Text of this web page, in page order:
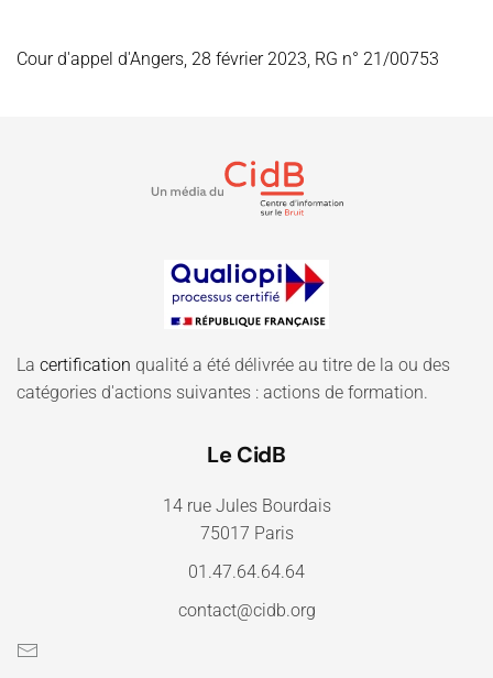
Cour d'appel d'Angers, 28 février 2023, RG n° 21/00753
La certification qualité a été délivrée au titre de la ou des
catégories d'actions suivantes : actions de formation.
Le CidB
14 rue Jules Bourdais
75017 Paris
01.47.64.64.64
contact@cidb.org